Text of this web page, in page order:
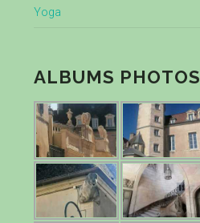
Yoga
ALBUMS PHOTOS